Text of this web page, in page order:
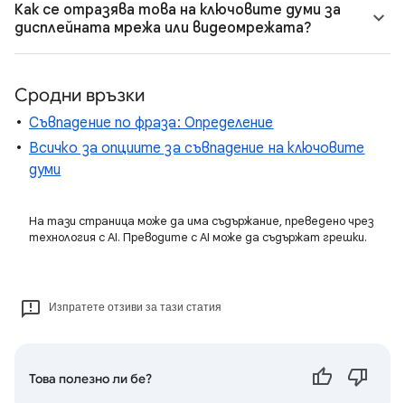
Как се отразява това на ключовите думи за
дисплейната мрежа или видеомрежата?
Сродни връзки
Съвпадение по фраза: Определение
Всичко за опциите за съвпадение на ключовите
думи
На тази страница може да има съдържание, преведено чрез
технология с AI. Преводите с AI може да съдържат грешки.
Изпратете отзиви за тази статия
Това полезно ли бе?